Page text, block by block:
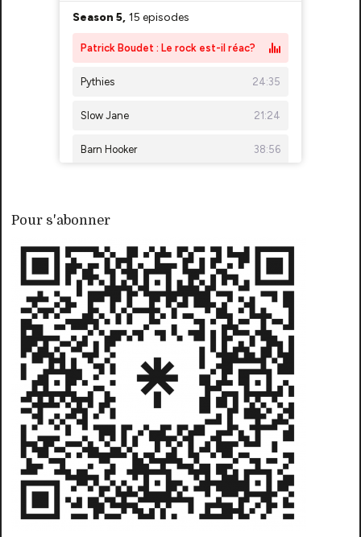
Pour s'abonner